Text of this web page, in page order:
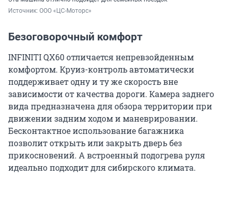
Источник: ООО «ЦС-Моторс»
Безоговорочный комфорт
INFINITI QX60 отличается непревзойденным
комфортом. Круиз-контроль автоматически
поддерживает одну и ту же скорость вне
зависимости от качества дороги. Камера заднего
вида предназначена для обзора территории при
движении задним ходом и маневрировании.
Бесконтактное использование багажника
позволит открыть или закрыть дверь без
прикосновений. А встроенный подогрева руля
идеально подходит для cибирского климата.